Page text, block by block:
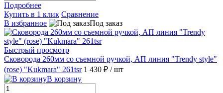
Подробнее
Купить в 1 клик Сравнение
В избранное
Под заказ
Быстрый просмотр
Сковорода 260мм со съемной ручкой, АП линия "Trendy style"
(rose) "Kukmara" 261tsr 1 430 ₽ / шт
В корзину